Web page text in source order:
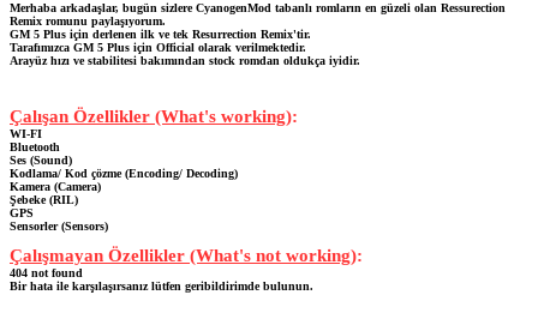
Merhaba arkadaşlar, bugün sizlere CyanogenMod tabanlı romların en güzeli olan Ressurection
Remix romunu paylaşıyorum.
GM 5 Plus için derlenen ilk ve tek Resurrection Remix'tir.
Tarafımızca GM 5 Plus için Official olarak verilmektedir.
Arayüz hızı ve stabilitesi bakımından stock romdan oldukça iyidir.
Çalışan Özellikler (What's working):
WI-FI
Bluetooth
Ses (Sound)
Kodlama/ Kod çözme (Encoding/ Decoding)
Kamera (Camera)
Şebeke (RIL)
GPS
Sensorler (Sensors)
Çalışmayan Özellikler (What's not working):
404 not found
Bir hata ile karşılaşırsanız lütfen geribildirimde bulunun.